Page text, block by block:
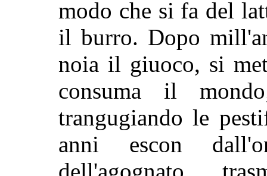
modo che si fa del
il burro. Dopo
noia il giuoco, si
consuma il
trangugiando le
anni escon
dell'agognato